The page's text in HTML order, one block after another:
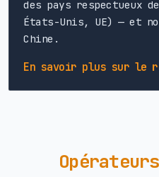
des pays respectueux
États-Unis, UE) — et
Chine.
En savoir plus sur le